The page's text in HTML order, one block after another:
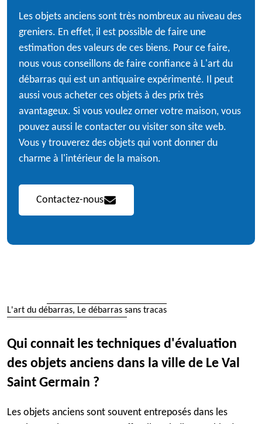
Les objets anciens sont très nombreux au niveau des
greniers. En effet, il est possible de faire une
estimation des valeurs de ces biens. Pour ce faire,
nous vous conseillons de faire confiance à L'art du
débarras qui est un antiquaire expérimenté. Il peut
aussi vous acheter ces objets à des prix très
avantageux. Si vous voulez orner votre maison, vous
pouvez aussi le contacter ou visiter son site web.
Vous y trouverez des objets qui vont donner du
charme à l'intérieur de la maison.
Contactez-nous
L'art du débarras, Le débarras sans tracas
Qui connait les techniques d'évaluation
des objets anciens dans la ville de Le Val
Saint Germain ?
Les objets anciens sont souvent entreposés dans les